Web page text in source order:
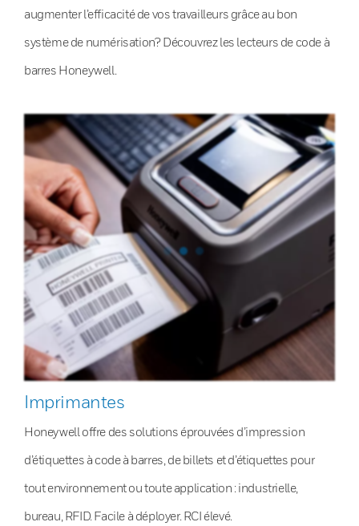
augmenter l’efficacité de vos travailleurs grâce au bon
système de numérisation? Découvrez les lecteurs de code à
barres Honeywell.
Imprimantes
Honeywell offre des solutions éprouvées d’impression
d’étiquettes à code à barres, de billets et d’étiquettes pour
tout environnement ou toute application : industrielle,
bureau, RFID. Facile à déployer. RCI élevé.